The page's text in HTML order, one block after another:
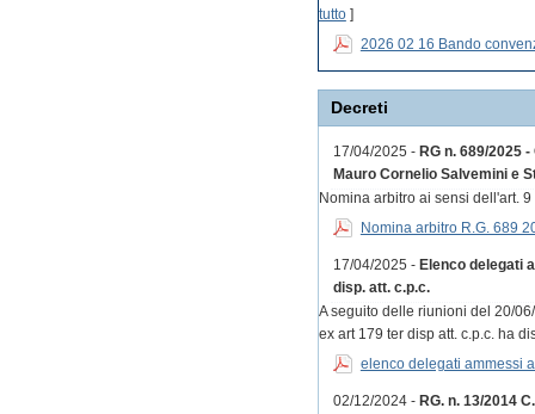
tutto]
2026 02 16 Bando
Decreti
17/04/2025 - RG n. 689/2025
Mauro Cornelio Salvemini e
Nomina arbitro ai sensi dell'art.
Nomina arbitro R.G. 689
17/04/2025 - Elenco delegati
disp. att. c.p.c.
A seguito delle riunioni del 20/
ex art 179 ter disp att. c.p.c. ha
elenco delegati ammessi
02/12/2024 - RG. n. 13/2014